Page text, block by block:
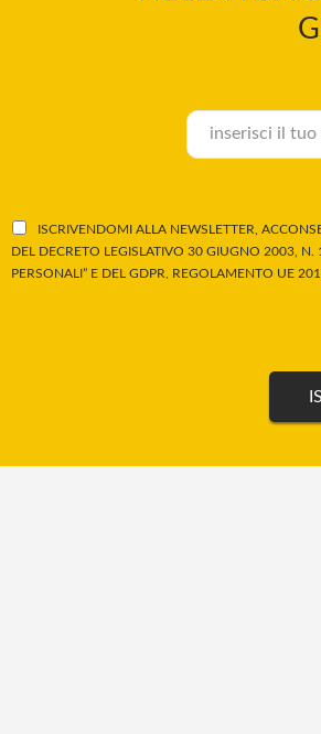
ISCRIVENDOMI ALLA NEWSLETTER,
DEL DECRETO LEGISLATIVO 30 GIUGNO 2003,
PERSONALI” E DEL GDPR, REGOLAMENTO UE